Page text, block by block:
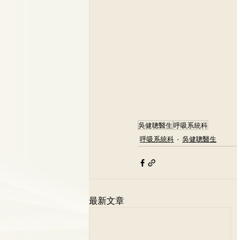
吳健聰醫生呼吸系統科
呼吸系統科
吳健聰醫生
最新文章